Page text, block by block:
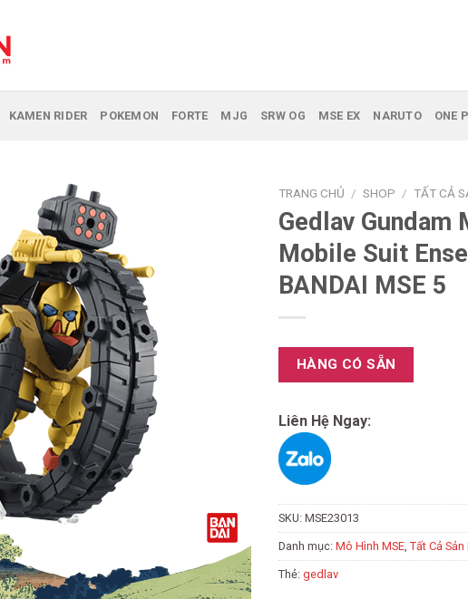
KAMEN RIDER POKEMON FORTE MJG SRW OG MSE EX NARUTO ONE
TRANG CHỦ / SHOP / TẤT CẢ
Gedlav Gundam
Mobile Suit
BANDAI MSE 5
HÀNG CÓ SẴN
Liên Hệ Ngay:
SKU: MSE23013
Danh mục: Mô Hình MSE, Tất Cả Sản
Thẻ: gedlav